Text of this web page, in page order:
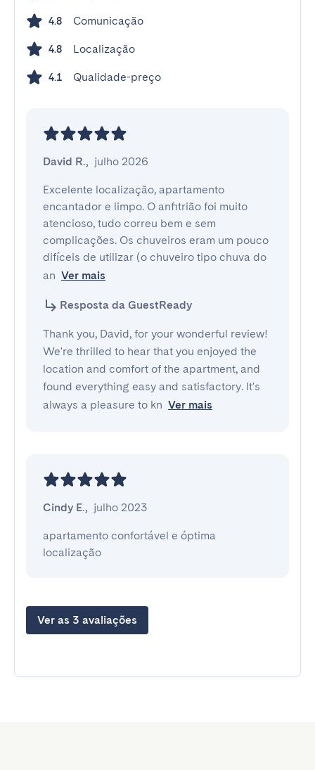
4.8 Comunicação
4.8 Localização
4.1 Qualidade-preço
David R., julho 2026
Excelente localização, apartamento
encantador e limpo. O anfitrião foi muito
atencioso, tudo correu bem e sem
complicações. Os chuveiros eram um pouco
difíceis de utilizar (o chuveiro tipo chuva do
an Ver mais
Resposta da GuestReady
Thank you, David, for your wonderful review!
We're thrilled to hear that you enjoyed the
location and comfort of the apartment, and
found everything easy and satisfactory. It's
always a pleasure to kn Ver mais
Cindy E., julho 2023
apartamento confortável e óptima
localização
Ver as 3 avaliações